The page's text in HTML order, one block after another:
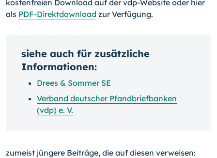
kostenfreien Download auf der vdp-Website oder hier
als PDF-Direktdownload zur Verfügung.
siehe auch für zusätzliche
Informationen:
Drees & Sommer SE
Verband deutscher Pfandbriefbanken
(vdp) e. V.
zumeist jüngere Beiträge, die auf diesen verweisen: